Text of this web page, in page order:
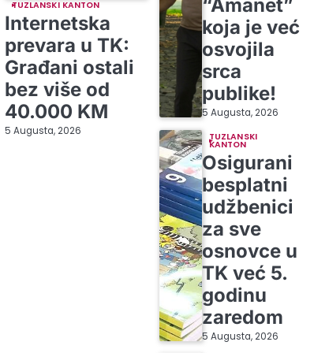
TUZLANSKI KANTON
Internetska
prevara u TK:
Građani ostali
bez više od
40.000 KM
5 Augusta, 2026
“Amanet”
koja je već
osvojila
srca
publike!
5 Augusta, 2026
TUZLANSKI
KANTON
Osigurani
besplatni
udžbenici
za sve
osnovce u
TK već 5.
godinu
zaredom
5 Augusta, 2026